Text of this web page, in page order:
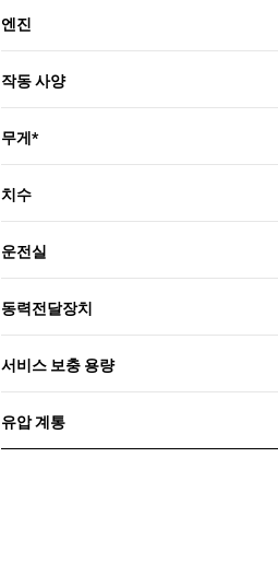
엔진
작동 사양
무게*
치수
운전실
동력전달장치
서비스 보충 용량
유압 계통